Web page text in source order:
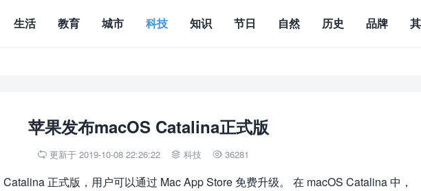
生活 教育 城市 科技 知识 节日 自然 历史 品牌
苹果发布macOS Catalina正式版
 更新于 2019-10-08 22:26:22  科技  36281
正式版，用户可以通过 Mac App Store 免费升级。 在 macOS Catalina 中，